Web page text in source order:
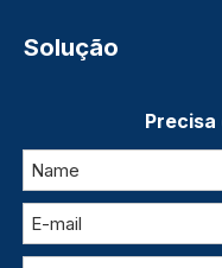
Solução
Precisa